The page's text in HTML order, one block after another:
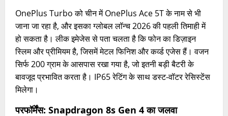
OnePlus Turbo को चीन में OnePlus Ace 5T के नाम से भी
जाना जा रहा है, और इसका ग्लोबल लॉन्च 2026 की पहली तिमाही में
हो सकता है। लीक इमेजेस से पता चलता है कि फोन का डिज़ाइन
स्लिम और प्रीमियम है, जिसमें मेटल फिनिश और कर्व्ड एजेस हैं। वजन
सिर्फ 200 ग्राम के आसपास रखा गया है, जो इतनी बड़ी बैटरी के
बावजूद प्रभावित करता है। IP65 रेटिंग के साथ डस्ट-वॉटर रेसिस्टेंस
मिलेगा।
परफॉर्मेंस: Snapdragon 8s Gen 4 का जलवा